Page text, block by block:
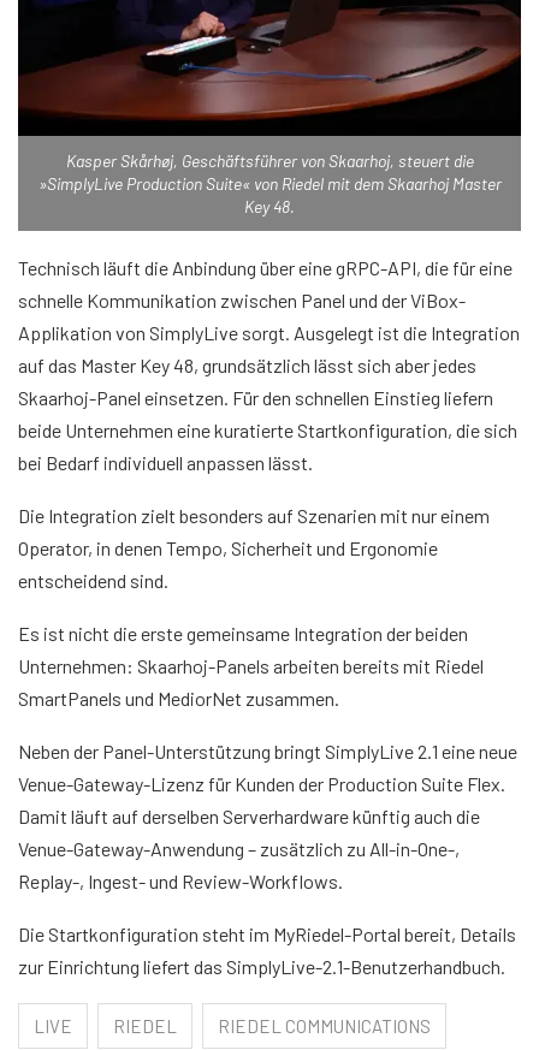
Kasper Skårhøj, Geschäftsführer von Skaarhoj, steuert die
»SimplyLive Production Suite« von Riedel mit dem Skaarhoj Master
Key 48.
Technisch läuft die Anbindung über eine gRPC-API, die für eine
schnelle Kommunikation zwischen Panel und der ViBox-
Applikation von SimplyLive sorgt. Ausgelegt ist die Integration
auf das Master Key 48, grundsätzlich lässt sich aber jedes
Skaarhoj-Panel einsetzen. Für den schnellen Einstieg liefern
beide Unternehmen eine kuratierte Startkonfiguration, die sich
bei Bedarf individuell anpassen lässt.
Die Integration zielt besonders auf Szenarien mit nur einem
Operator, in denen Tempo, Sicherheit und Ergonomie
entscheidend sind.
Es ist nicht die erste gemeinsame Integration der beiden
Unternehmen: Skaarhoj-Panels arbeiten bereits mit Riedel
SmartPanels und MediorNet zusammen.
Neben der Panel-Unterstützung bringt SimplyLive 2.1 eine neue
Venue-Gateway-Lizenz für Kunden der Production Suite Flex.
Damit läuft auf derselben Serverhardware künftig auch die
Venue-Gateway-Anwendung – zusätzlich zu All-in-One-,
Replay-, Ingest- und Review-Workflows.
Die Startkonfiguration steht im MyRiedel-Portal bereit, Details
zur Einrichtung liefert das SimplyLive-2.1-Benutzerhandbuch.
LIVE RIEDEL RIEDEL COMMUNICATIONS